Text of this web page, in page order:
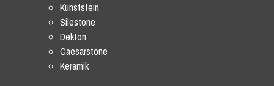
Kunststein
Silestone
Dekton
Caesarstone
Keramik